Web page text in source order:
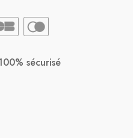
sécurisé